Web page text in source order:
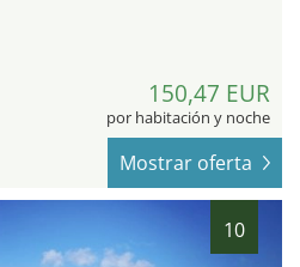
150,47 EUR
por habitación y noche
Mostrar oferta
10